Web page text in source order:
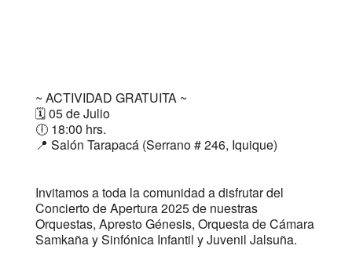
~ ACTIVIDAD GRATUITA ~
🗓️ 05 de Julio
🕕 18:00 hrs.
📍 Salón Tarapacá (Serrano # 246, Iquique)
Invitamos a toda la comunidad a disfrutar del
Concierto de Apertura 2025 de nuestras
Orquestas, Apresto Génesis, Orquesta de Cámara
Samkaña y Sinfónica Infantil y Juvenil Jalsuña.